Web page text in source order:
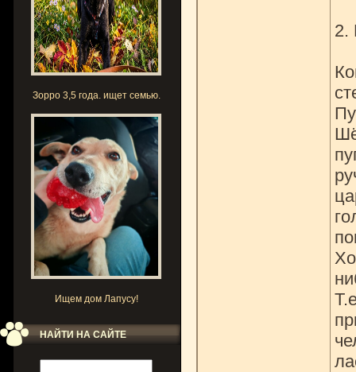
Зорро 3,5 года. ищет семью.
Ищем дом Лапусу!
НАЙТИ НА САЙТЕ
2.